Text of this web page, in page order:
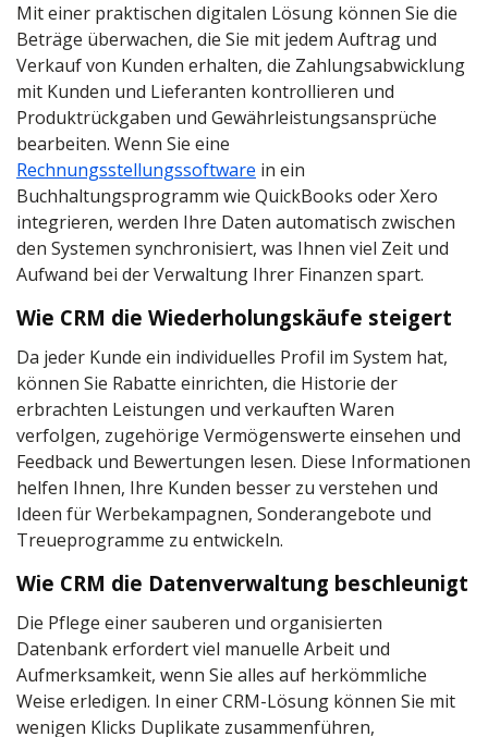
Mit einer praktischen digitalen Lösung können Sie die
Beträge überwachen, die Sie mit jedem Auftrag und
Verkauf von Kunden erhalten, die Zahlungsabwicklung
mit Kunden und Lieferanten kontrollieren und
Produktrückgaben und Gewährleistungsansprüche
bearbeiten. Wenn Sie eine
Rechnungsstellungssoftware in ein
Buchhaltungsprogramm wie QuickBooks oder Xero
integrieren, werden Ihre Daten automatisch zwischen
den Systemen synchronisiert, was Ihnen viel Zeit und
Aufwand bei der Verwaltung Ihrer Finanzen spart.
Wie CRM die Wiederholungskäufe steigert
Da jeder Kunde ein individuelles Profil im System hat,
können Sie Rabatte einrichten, die Historie der
erbrachten Leistungen und verkauften Waren
verfolgen, zugehörige Vermögenswerte einsehen und
Feedback und Bewertungen lesen. Diese Informationen
helfen Ihnen, Ihre Kunden besser zu verstehen und
Ideen für Werbekampagnen, Sonderangebote und
Treueprogramme zu entwickeln.
Wie CRM die Datenverwaltung beschleunigt
Die Pflege einer sauberen und organisierten
Datenbank erfordert viel manuelle Arbeit und
Aufmerksamkeit, wenn Sie alles auf herkömmliche
Weise erledigen. In einer CRM-Lösung können Sie mit
wenigen Klicks Duplikate zusammenführen,